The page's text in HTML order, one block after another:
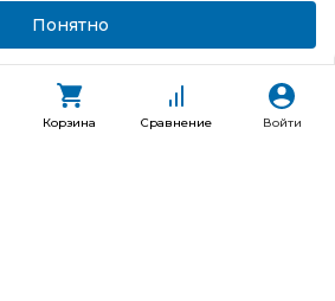
Корзина Сравнение Войти
Понятно